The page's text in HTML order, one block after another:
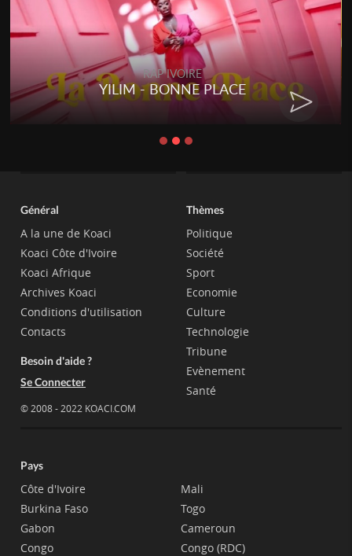
RAP IVOIRE
YILIM - BONNE PLACE
Général
A la une de Koaci
Koaci Côte d'Ivoire
Koaci Afrique
Archives Koaci
Conditions d'utilisation
Contacts
Besoin d'aide ?
Se Connecter
© 2008 - 2022 KOACI.COM
Thèmes
Politique
Société
Sport
Economie
Culture
Technologie
Tribune
Evènement
Santé
Pays
Côte d'Ivoire
Burkina Faso
Gabon
Congo
Mali
Togo
Cameroun
Congo (RDC)